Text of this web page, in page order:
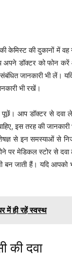
की दुकानों में वह
अपने डॉक्टर को फोन
जानकारी भी लें।
भी रखें।
पूछें। आप डॉक्टर से
इस तरह की
से इन समस्याओं से
पर मेडिकल स्टोर से
जाती हैं। यदि आपको
में ही रहें स्वस्थ
की दवा